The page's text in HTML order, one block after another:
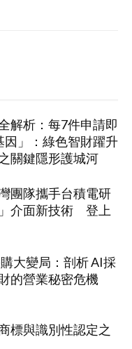
解析：每7件申請即
因」：綠色智財躍升
關鍵隱形護城河
團隊攜手台積電研
介面新技術 登上
大變局：剖析 AI採
的營業秘密危機
標與識別性認定之